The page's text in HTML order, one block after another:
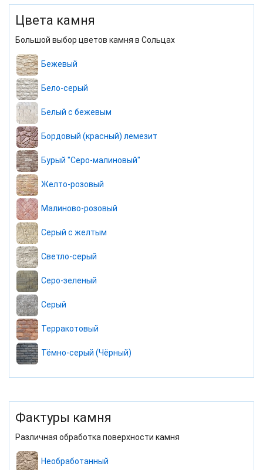
Цвета камня
Большой выбор цветов камня в Сольцах
Бежевый
Бело-серый
Белый с бежевым
Бордовый (красный) лемезит
Бурый "Серо-малиновый"
Желто-розовый
Малиново-розовый
Серый с желтым
Светло-серый
Серо-зеленый
Серый
Терракотовый
Тёмно-серый (Чёрный)
Фактуры камня
Различная обработка поверхности камня
Необработанный